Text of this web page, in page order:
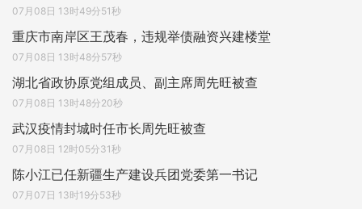
07月08日 13时49分51秒
重庆市南岸区王茂春，违规举债融资兴建楼堂
07月08日 13时48分57秒
湖北省政协原党组成员、副主席周先旺被查
07月08日 13时48分20秒
武汉疫情封城时任市长周先旺被查
07月08日 12时05分31秒
陈小江已任新疆生产建设兵团党委第一书记
07月07日 13时19分53秒